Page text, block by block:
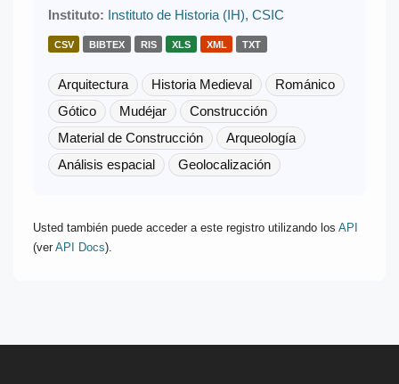
Instituto: Instituto de Historia (IH), CSIC
CSV BIBTEX RIS XLS XML TXT
Arquitectura Historia Medieval
Románico
Gótico
Mudéjar
Construcción
Material de Construcción
Arqueología
Análisis espacial
Geolocalización
Usted también puede acceder a este registro utilizando los API
(ver API Docs).